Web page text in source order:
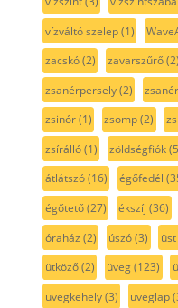
vízváltó szelep(1)
zacskó(2) zavarszűrő(2)
zsanérpersely(2)
zsinór(1) zsomp(2)
zsírálló(1) zöldségfiók
átlátszó(16) égőfedél
égőtető(27) ékszíj (36)
óraház (2) úszó(3) üst
ütköző(2) üveg(123)
üvegkehely(3) üveglap